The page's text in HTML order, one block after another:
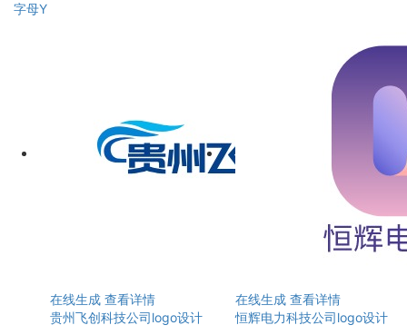
字母Y
在线生成 查看详情
贵州飞创科技公司logo设计
在线生成 查看详情
恒辉电力科技公司logo设计